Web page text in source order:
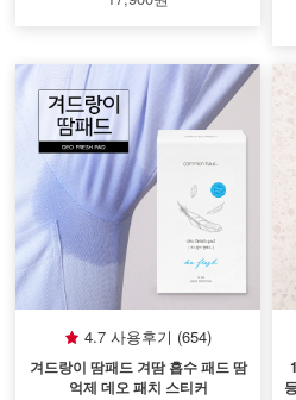
4.7 사용후기 (654)
겨드랑이 땀패드 겨땀 흡수 패드 땀
억제 데오 패치 스티커